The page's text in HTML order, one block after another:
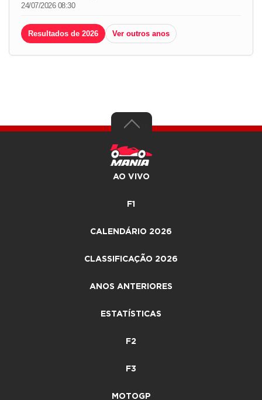
24/07/2026 08:30
Resultados de 2026 Ver outros anos
AO VIVO
F1
CALENDÁRIO 2026
CLASSIFICAÇÃO 2026
ANOS ANTERIORES
ESTATÍSTICAS
F2
F3
MOTOGP